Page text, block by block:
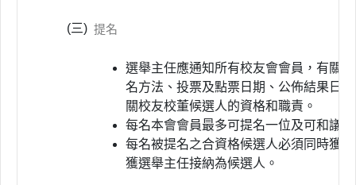
(三) 提名
選舉主任應通知所有校友會會員，有關
名方法、投票及點票日期、公佈結果日
關校友校董候選人的資格和職責。
每名本會會員最多可提名一位及可和議
每名被提名之合資格候選人必須同時獲
獲選舉主任接納為候選人。